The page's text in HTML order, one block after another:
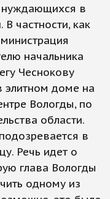
нуждающихся в
частности, как
начальника
Чеснокову
элитном доме на
Вологды, по
области.
в
Речь идет о
глава Вологды
одному из